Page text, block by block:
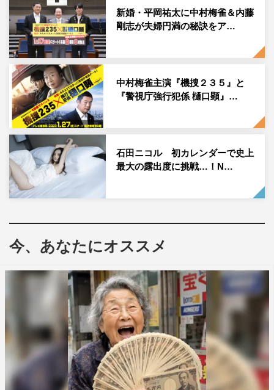
新婚・平岡祐太に中村梅雀＆内藤
剛志が夫婦円満の秘訣をア…
中村梅雀主演『機捜２３５』と
『警視庁強行犯係 樋口顕』…
石田ニコル 初カレンダーで史上
最大の露出度に挑戦…！N…
今、あなたにオススメ